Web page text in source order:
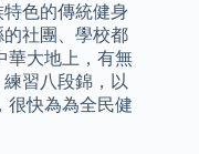
色的傳統健身
社團、學校都
華大地上，有無
習八段錦，以
很快為為全民健